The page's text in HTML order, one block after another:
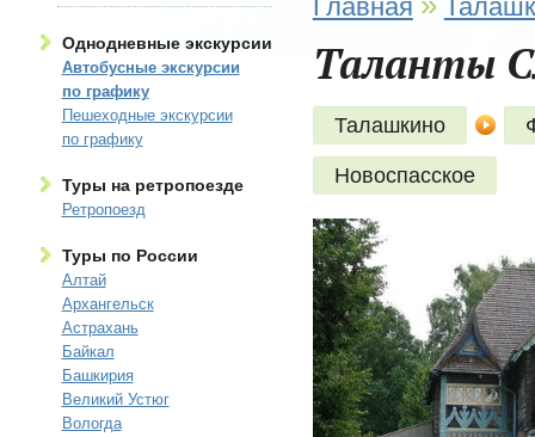
Однодневные экскурсии
Автобусные экскурсии
по графику
Пешеходные экскурсии
по графику
Туры на ретропоезде
Ретропоезд
Туры по России
Алтай
Архангельск
Астрахань
Байкал
Башкирия
Великий Устюг
Вологда
Главная
Таланты
Талашкино
Новоспасское